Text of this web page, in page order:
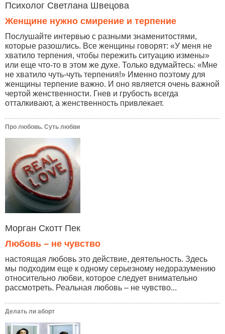
Психолог Светлана Швецова
Женщине нужно смирение и терпение
Послушайте интервью с разными знаменитостями,
которые разошлись. Все женщины говорят: «У меня не
хватило терпения, чтобы пережить ситуацию измены»
или еще что-то в этом же духе. Только вдумайтесь: «Мне
не хватило чуть-чуть терпения!» Именно поэтому для
женщины терпение важно. И оно является очень важной
чертой женственности. Гнев и грубость всегда
отталкивают, а женственность привлекает.
Про любовь. Суть любви
Морган Скотт Пек
Любовь – не чувство
настоящая любовь это действие, деятельность. Здесь
мы подходим еще к одному серьезному недоразумению
относительно любви, которое следует внимательно
рассмотреть. Реальная любовь – не чувство...
Делать ли аборт